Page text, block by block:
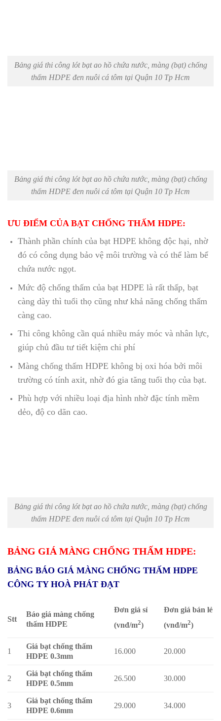
Bảng giá thi công lót bạt ao hồ chứa nước, màng (bạt) chống
thấm HDPE đen nuôi cá tôm tại Quận 10 Tp Hcm
Bảng giá thi công lót bạt ao hồ chứa nước, màng (bạt) chống
thấm HDPE đen nuôi cá tôm tại Quận 10 Tp Hcm
ƯU ĐIỂM CỦA BẠT CHỐNG THẤM HDPE:
Thành phần chính của bạt HDPE không độc hại, nhờ
đó có công dụng bảo vệ môi trường và có thể làm bể
chứa nước ngọt.
Mức độ chống thấm của bạt HDPE là rất thấp, bạt
càng dày thì tuổi thọ cũng như khả năng chống thấm
càng cao.
Thi công không cần quá nhiều máy móc và nhân lực,
giúp chủ đầu tư tiết kiệm chi phí
Màng chống thấm HDPE không bị oxi hóa bởi môi
trường có tính axit, nhờ đó gia tăng tuổi thọ của bạt.
Phù hợp với nhiều loại địa hình nhờ đặc tính mềm
dẻo, độ co dãn cao.
Bảng giá thi công lót bạt ao hồ chứa nước, màng (bạt) chống
thấm HDPE đen nuôi cá tôm tại Quận 10 Tp Hcm
BẢNG GIÁ MÀNG CHỐNG THẤM HDPE:
BẢNG BÁO GIÁ MÀNG CHỐNG THẤM HDPE
CÔNG TY HOÀ PHÁT ĐẠT
Stt
Báo giá màng chống
thấm HDPE
Đơn giá sỉ
(vnđ/m2)
Đơn giá bán lẻ
(vnđ/m2)
1
Giá bạt chống thấm
HDPE 0.3mm
16.000 20.000
2
Giá bạt chống thấm
HDPE 0.5mm
26.500 30.000
3
Giá bạt chống thấm
HDPE 0.6mm
29.000 34.000